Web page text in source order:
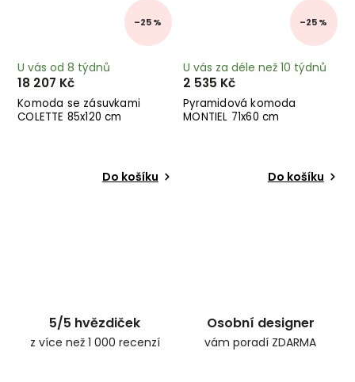
–25 %
Komoda se zásuvkami
COLETTE 85x120 cm
U vás od 8 týdnů
18 207 Kč
Do košíku
–25 %
Pyramidová komoda
MONTIEL 71x60 cm
U vás za déle než 10 týdnů
2 535 Kč
Do košíku
5/5 hvězdiček
z více než 1 000 recenzí
Osobní designer
vám poradí ZDARMA